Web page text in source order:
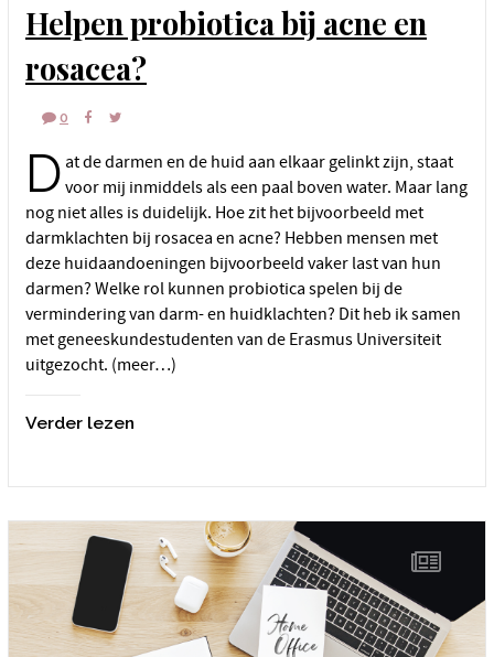
Helpen probiotica bij acne en
rosacea?
0
D at de darmen en de huid aan elkaar gelinkt zijn, staat
voor mij inmiddels als een paal boven water. Maar lang
nog niet alles is duidelijk. Hoe zit het bijvoorbeeld met
darmklachten bij rosacea en acne? Hebben mensen met
deze huidaandoeningen bijvoorbeeld vaker last van hun
darmen? Welke rol kunnen probiotica spelen bij de
vermindering van darm- en huidklachten? Dit heb ik samen
met geneeskundestudenten van de Erasmus Universiteit
uitgezocht. (meer…)
Verder lezen